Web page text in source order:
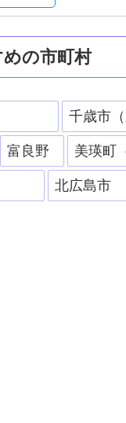
の市町村
千歳市
富良野 美瑛町
北広島市